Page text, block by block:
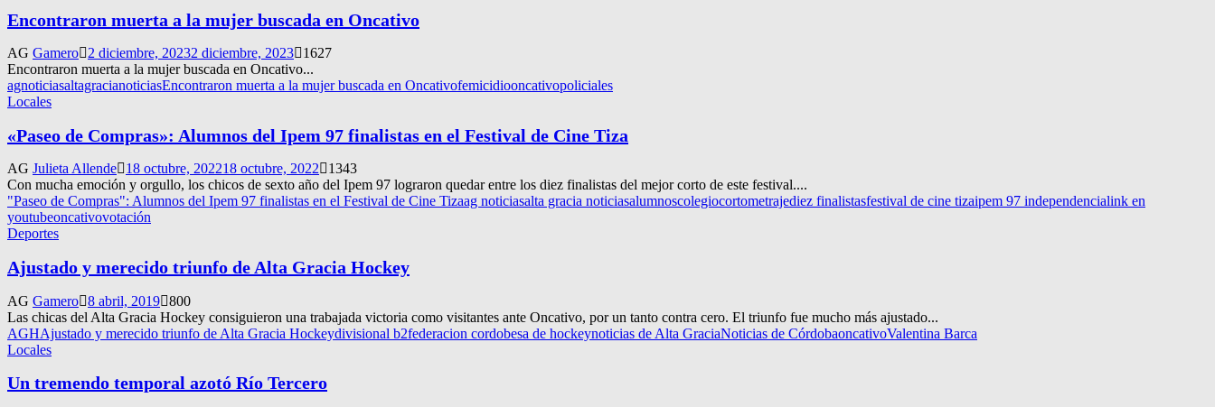
Encontraron muerta a la mujer buscada en Oncativo
AG Gamero 2 diciembre, 20232 diciembre, 2023
1627
Encontraron muerta a la mujer buscada en Oncativo...
agnoticiasaltagracianoticiasEncontraron muerta a la mujer buscada en Oncativofemicidiooncativopoliciales
Locales
«Paseo de Compras»: Alumnos del Ipem 97 finalistas en el Festival de Cine Tiza
AG Julieta Allende 18 octubre, 202218 octubre, 2022
1343
Con mucha emoción y orgullo, los chicos de sexto año del Ipem 97 lograron quedar entre los diez finalistas del mejor corto de este festival....
"Paseo de Compras": Alumnos del Ipem 97 finalistas en el Festival de Cine Tizaag noticiasalta gracia noticiasalumnoscolegiocortometrajediez finalistasfestival de cine tizaipem 97 independencialink en
youtubeoncativovotación
Deportes
Ajustado y merecido triunfo de Alta Gracia Hockey
AG Gamero 8 abril, 2019 800
Las chicas del Alta Gracia Hockey consiguieron una trabajada victoria como visitantes ante Oncativo, por un tanto contra cero. El triunfo fue mucho más ajustado...
AGHAjustado y merecido triunfo de Alta Gracia Hockeydivisional b2federacion cordobesa de hockeynoticias de Alta GraciaNoticias de CórdobaoncativoValentina Barca
Locales
Un tremendo temporal azotó Río Tercero